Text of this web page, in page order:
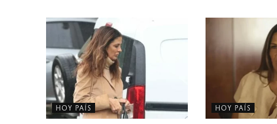
HOY PAÍS HOY PAÍS